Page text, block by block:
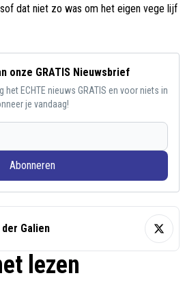
dat niet zo was om het eigen vege lijf
onze GRATIS Nieuwsbrief
het ECHTE nieuws GRATIS en voor niets in
je vandaag!
Abonneren
der Galien
lezen